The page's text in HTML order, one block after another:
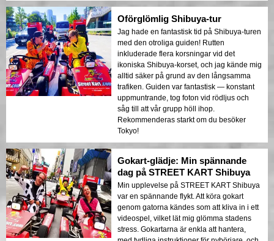
Oförglömlig Shibuya-tur
Jag hade en fantastisk tid på Shibuya-turen
med den otroliga guiden! Rutten
inkluderade flera korsningar vid det
ikoniska Shibuya-korset, och jag kände mig
alltid säker på grund av den långsamma
trafiken. Guiden var fantastisk — konstant
uppmuntrande, tog foton vid rödljus och
såg till att vår grupp höll ihop.
Rekommenderas starkt om du besöker
Tokyo!
Gokart-glädje: Min spännande
dag på STREET KART Shibuya
Min upplevelse på STREET KART Shibuya
var en spännande flykt. Att köra gokart
genom gatorna kändes som att kliva in i ett
videospel, vilket lät mig glömma stadens
stress. Gokartarna är enkla att hantera,